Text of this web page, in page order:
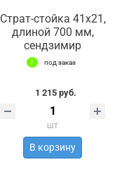
Страт-стойка 41х21,
длиной 700 мм,
сендзимир
под заказ
1 215 руб.
шт
В корзину